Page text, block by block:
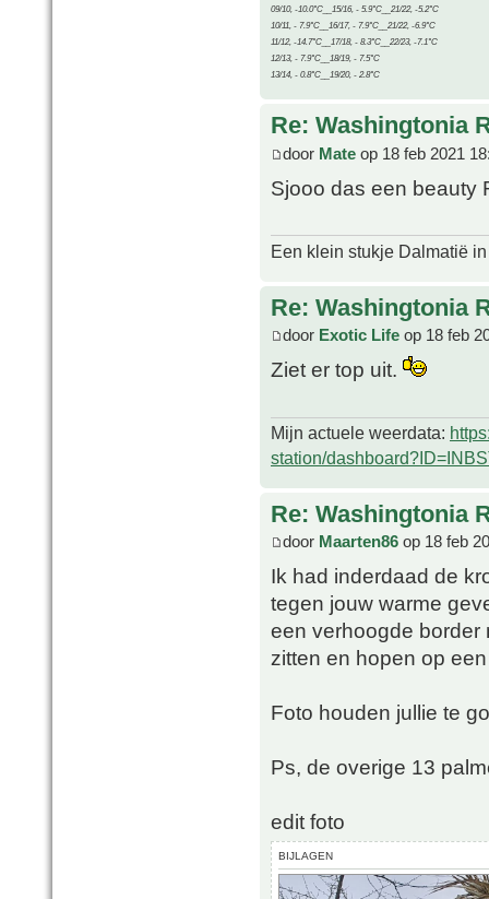
09/10, -10.0°C__15/16, - 5.9°C__21/22, -5.2°C
10/11, - 7.9°C__16/17, - 7.9°C__21/22, -6.9°C
11/12, -14.7°C__17/18, - 8.3°C__22/23, -7.1°C
12/13, - 7.9°C__18/19, - 7.5°C
13/14, - 0.8°C__19/20, - 2.8°C
Re: Washingtonia
door Mate op 18 feb 2021
Sjooo das een beauty
Een klein stukje Dalmatië
Re: Washingtonia
door Exotic Life op 18 feb
Ziet er top uit.
Mijn actuele weerdata:
station/
Re: Washingtonia
door Maarten86 op 18 feb
Ik had inderdaad de
tegen jouw warme
een verhoogde border
zitten en hopen op
Foto houden jullie te
Ps, de overige 13
edit foto
BIJLAGEN